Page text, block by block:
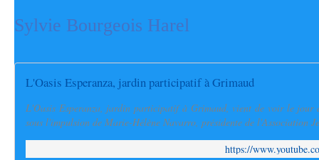
Sylvie Bourgeois Harel
L'Oasis Esperanza, jardin participatif à Grimaud
L'Oasis Esperanza, jardin participatif à Grimaud, vient de voir le jour
sous l'impulsion de Marie-Hélène Navarro, présidente de l'Association
https://